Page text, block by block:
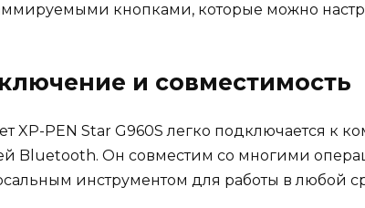
кнопками, которые можно
и совместимость
XP-PEN Star G960S легко подключается к
Bluetooth. Он совместим со многими
инструментом для работы в любой